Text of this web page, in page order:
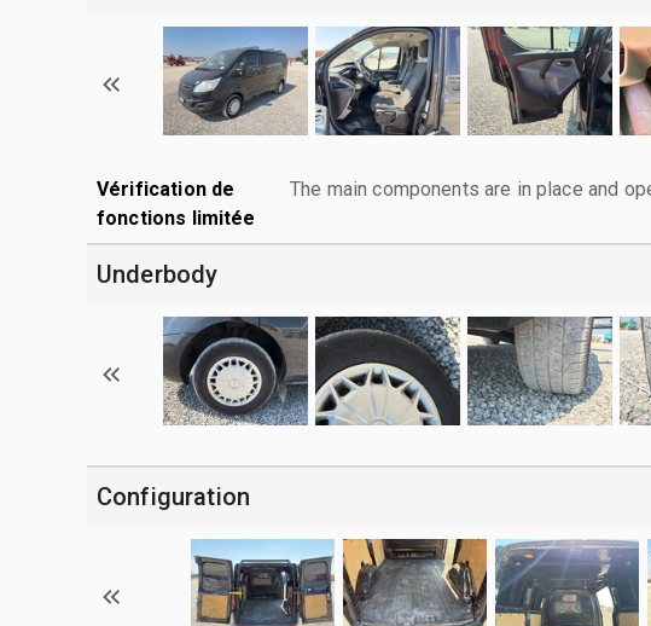
Vérification de
fonctions limitée
The main components are in place and
Underbody
Configuration